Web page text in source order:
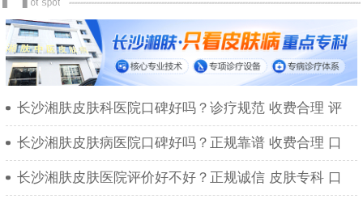
长沙湘肤皮肤科医院口碑好吗？诊疗规范 收费合理 评
长沙湘肤皮肤病医院口碑好吗？正规靠谱 收费合理 口
长沙湘肤皮肤医院评价好不好？正规诚信 皮肤专科 口